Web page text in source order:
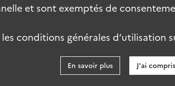
et sont exemptés de
conditions générales d’utilisation
En savoir plus J'ai compris